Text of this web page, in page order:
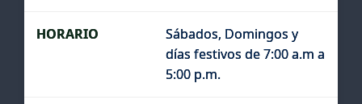
Sábados, Domingos y
días festivos de 7:00 a.m a
5:00 p.m.